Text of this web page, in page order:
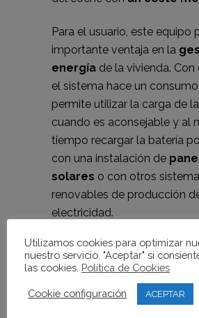
Para el usuario, este equipo
importante ventaja en la
energía de la vivienda.
el sistema hace un
permite utilizar la carga de
cuando es aconsejable y al
tiempo recargar la batería
con una instalación de
solares o con otros
renovables de producción
electricidad.
Gran futuro
Con este sistemaganamos
sistema eléctrico porque no
depender de la demanda
Utilizamos cookies para optimizar
nuestro servicio. "Aceptar" si
las cookies. Política de Cookies
Cookie configuración ACEPTAR